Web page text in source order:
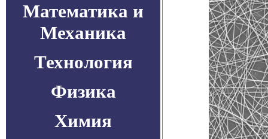
Математика и
Механика
Технология
Физика
Химия